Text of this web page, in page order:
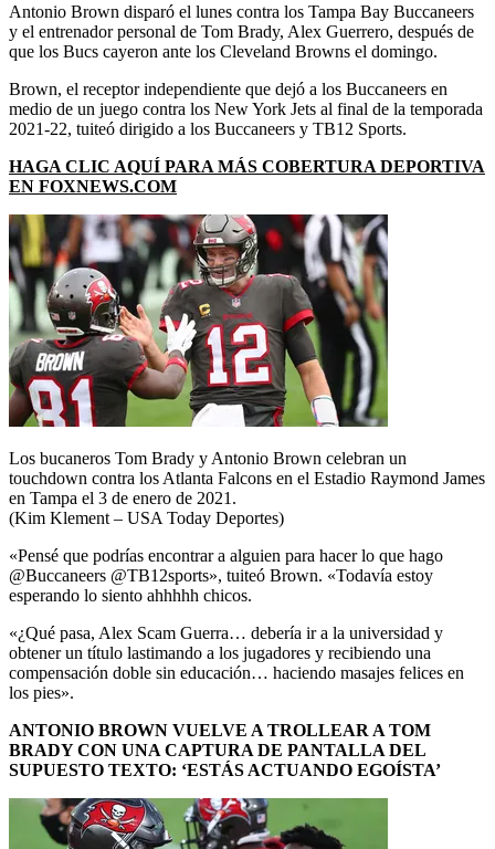
Antonio Brown disparó el lunes contra los Tampa Bay Buccaneers
y el entrenador personal de Tom Brady, Alex Guerrero, después de
que los Bucs cayeron ante los Cleveland Browns el domingo.
Brown, el receptor independiente que dejó a los Buccaneers en
medio de un juego contra los New York Jets al final de la temporada
2021-22, tuiteó dirigido a los Buccaneers y TB12 Sports.
HAGA CLIC AQUÍ PARA MÁS COBERTURA DEPORTIVA
EN FOXNEWS.COM
Los bucaneros Tom Brady y Antonio Brown celebran un
touchdown contra los Atlanta Falcons en el Estadio Raymond James
en Tampa el 3 de enero de 2021.
(Kim Klement – USA Today Deportes)
«Pensé que podrías encontrar a alguien para hacer lo que hago
@Buccaneers @TB12sports», tuiteó Brown. «Todavía estoy
esperando lo siento ahhhhh chicos.
«¿Qué pasa, Alex Scam Guerra… debería ir a la universidad y
obtener un título lastimando a los jugadores y recibiendo una
compensación doble sin educación… haciendo masajes felices en
los pies».
ANTONIO BROWN VUELVE A TROLLEAR A TOM
BRADY CON UNA CAPTURA DE PANTALLA DEL
SUPUESTO TEXTO: ‘ESTÁS ACTUANDO EGOÍSTA’